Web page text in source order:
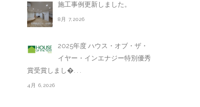
施工事例更新しました。
8月 7,2026
2025年度 ハウス・オブ・ザ・
イヤー・インエナジー特別優秀
賞受賞しまし�. . .
4月 6,2026